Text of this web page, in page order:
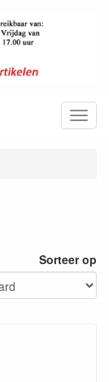
Menu
Sorteer op